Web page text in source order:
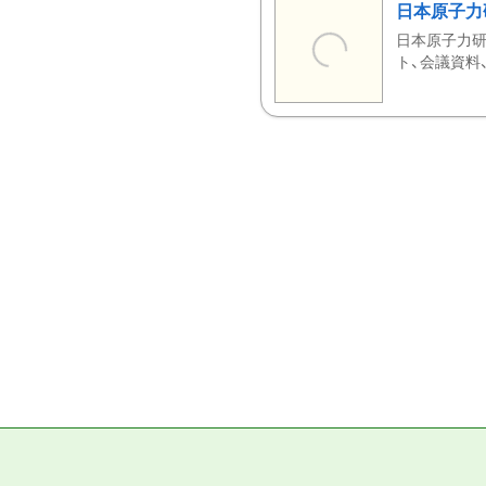
日本原子
日本原子力
ト、会議資